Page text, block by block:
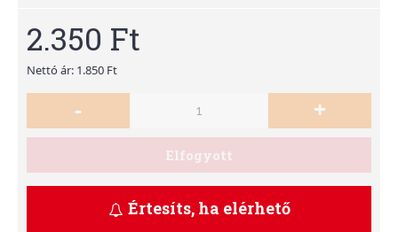
2.350 Ft
Nettó ár: 1.850 Ft
- +
Elfogyott
Értesíts, ha elérhető